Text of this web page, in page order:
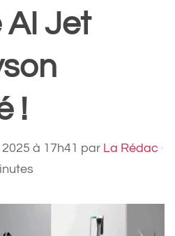
AI Jet
!
à 17h41 par La Rédac ·